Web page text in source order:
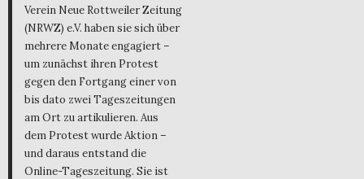
Verein Neue Rottweiler Zeitung
(NRWZ) e.V. haben sie sich über
mehrere Monate engagiert –
um zunächst ihren Protest
gegen den Fortgang einer von
bis dato zwei Tageszeitungen
am Ort zu artikulieren. Aus
dem Protest wurde Aktion –
und daraus entstand die
Online-Tageszeitung. Sie ist